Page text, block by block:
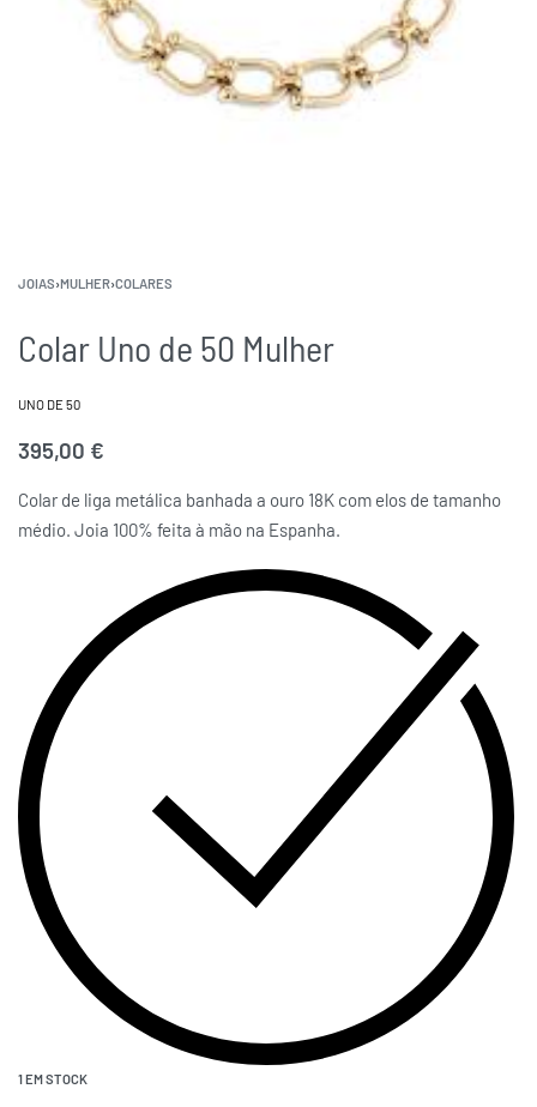
JOIAS›MULHER›COLARES
Colar Uno de 50 Mulher
UNO DE 50
395,00 €
Colar de liga metálica banhada a ouro 18K com elos de tamanho
médio. Joia 100% feita à mão na Espanha.
1 EM STOCK